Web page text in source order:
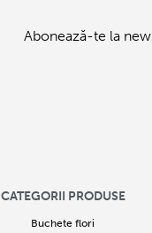
Abonează-te la
CATEGORII PRODUSE
Buchete flori